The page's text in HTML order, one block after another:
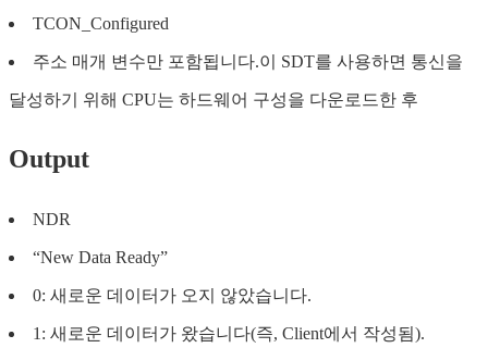
TCON_Configured
주소 매개 변수만 포함됩니다.이 SDT를 사용하면 통신을
달성하기 위해 CPU는 하드웨어 구성을 다운로드한 후
Output
NDR
“New Data Ready”
0: 새로운 데이터가 오지 않았습니다.
1: 새로운 데이터가 왔습니다(즉, Client에서 작성됨).